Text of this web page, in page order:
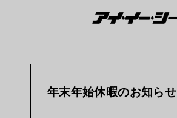
年末年始休暇のお知らせ